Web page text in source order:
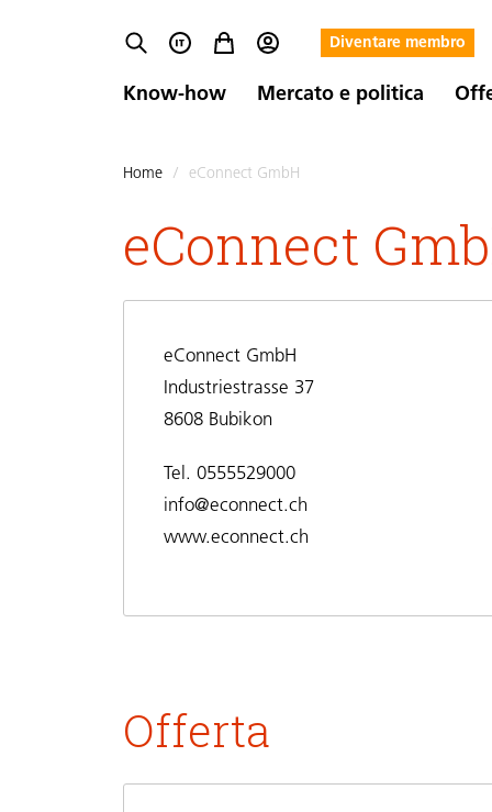
Diventare membro
Know-how Mercato e politica
Home / eConnect GmbH
eConnect
eConnect GmbH
Industriestrasse 37
8608 Bubikon
Tel. 0555529000
info@econnect.ch
www.econnect.ch
Offerta